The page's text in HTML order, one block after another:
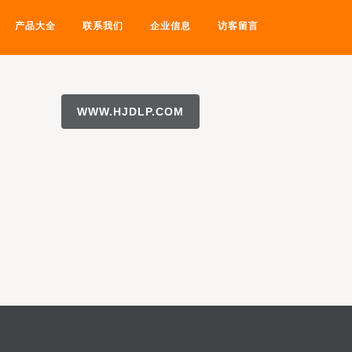
产品大全 联系我们 企业信息 访客留言
WWW.HJDLP.COM